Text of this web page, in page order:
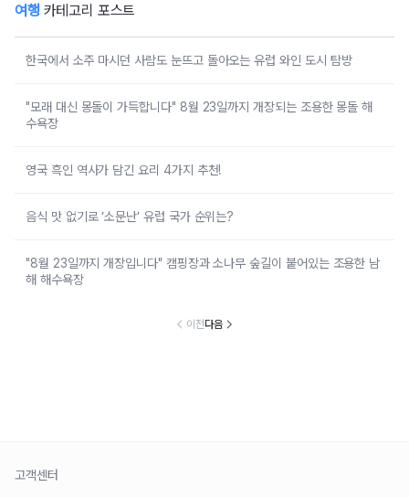
여행 카테고리 포스트
한국에서 소주 마시던 사람도 눈뜨고 돌아오는 유럽 와인 도시 탐방
"모래 대신 몽돌이 가득합니다" 8월 23일까지 개장되는 조용한 몽돌 해
수욕장
영국 흑인 역사가 담긴 요리 4가지 추천!
음식 맛 없기로 ‘소문난’ 유럽 국가 순위는?
"8월 23일까지 개장입니다" 캠핑장과 소나무 숲길이 붙어있는 조용한 남
해 해수욕장
이전다음
고객센터